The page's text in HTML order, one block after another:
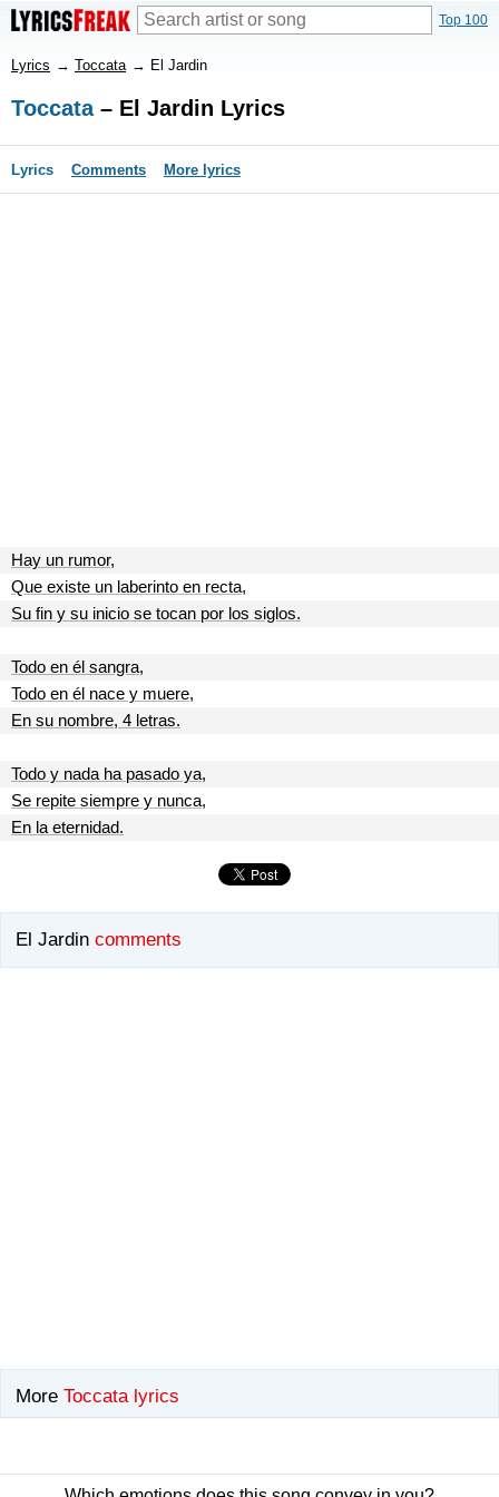
Top 100
Lyrics → Toccata → El Jardin
Toccata– El Jardin Lyrics
Lyrics Comments More lyrics
Hay un rumor,
Que existe un laberinto en recta,
Su fin y su inicio se tocan por los siglos.
Todo en él sangra,
Todo en él nace y muere,
En su nombre, 4 letras.
Todo y nada ha pasado ya,
Se repite siempre y nunca,
En la eternidad.
El Jardin comments
More Toccata lyrics